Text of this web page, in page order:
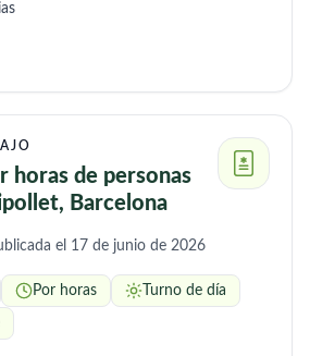
horas de personas
Barcelona
el 17 de junio de 2026
Por horas Turno de día